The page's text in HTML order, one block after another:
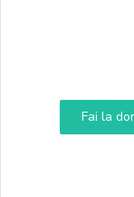
Fai la